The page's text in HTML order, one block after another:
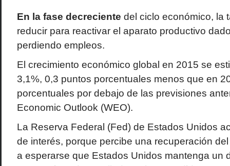
En la fase decreciente del ciclo económico, la
reducir para reactivar el aparato productivo
perdiendo empleos.
El crecimiento económico global en 2015 se
3,1%, 0,3 puntos porcentuales menos que en
porcentuales por debajo de las previsiones
Economic Outlook (WEO).
La Reserva Federal (Fed) de Estados Unidos
de interés, porque percibe una recuperación
a esperarse que Estados Unidos mantenga un